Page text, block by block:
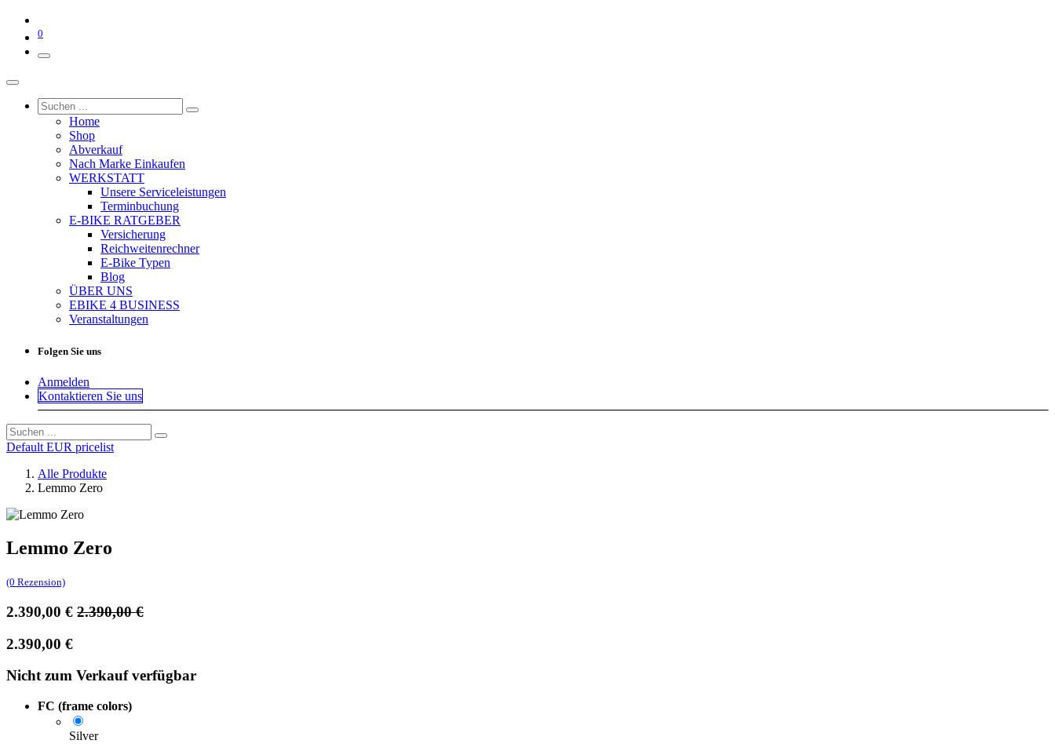
0
Home
Shop
Abverkauf
Nach Marke Einkaufen
WERKSTATT
Unsere Serviceleistungen
Terminbuchung
E-BIKE RATGEBER
Versicherung
Reichweitenrechner
E-Bike Typen
Blog
ÜBER UNS
EBIKE 4 BUSINESS
Veranstaltungen
Folgen Sie uns
Anmelden
Kontaktieren Sie uns
Default EUR pricelist
Alle Produkte
Lemmo Zero
Lemmo Zero
(0 Rezension)
2.390,00 € 2.390,00€
2.390,00 €
Nicht zum Verkauf verfügbar
FC (frame colors)
Silver